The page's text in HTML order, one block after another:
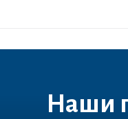
Наши